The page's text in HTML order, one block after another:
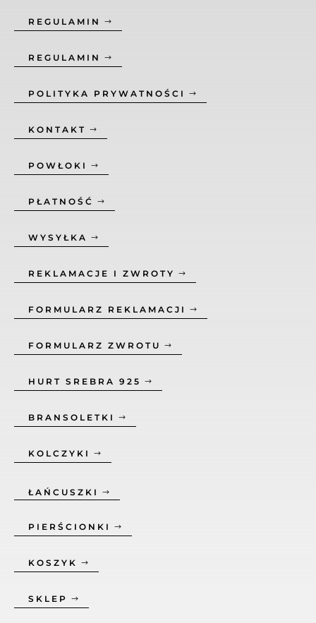
REGULAMIN
REGULAMIN
POLITYKA PRYWATNOŚCI
KONTAKT
POWŁOKI
PŁATNOŚĆ
WYSYŁKA
REKLAMACJE I ZWROTY
FORMULARZ REKLAMACJI
FORMULARZ ZWROTU
HURT SREBRA 925
BRANSOLETKI
KOLCZYKI
ŁAŃCUSZKI
PIERŚCIONKI
KOSZYK
SKLEP